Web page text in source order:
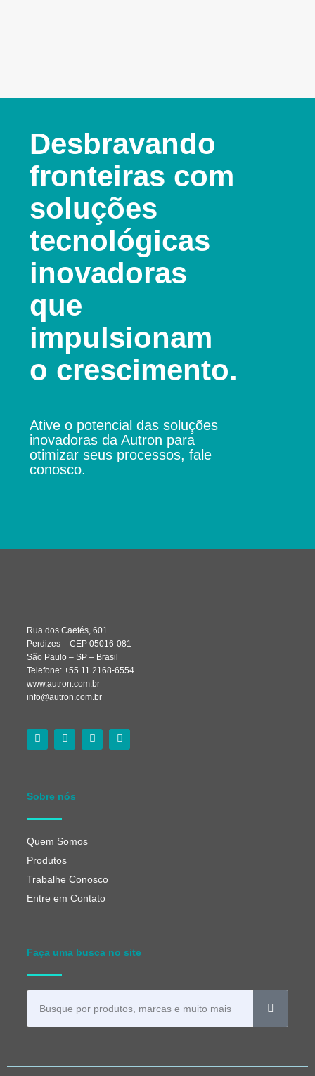
Desbravando
fronteiras com
soluções
tecnológicas
inovadoras
que
impulsionam
o crescimento.
Ative o potencial das soluções
inovadoras da Autron para
otimizar seus processos, fale
conosco.
Rua dos Caetés, 601
Perdizes – CEP 05016-081
São Paulo – SP – Brasil
Telefone: +55 11 2168-6554
www.autron.com.br
info@autron.com.br
Sobre nós
Quem Somos
Produtos
Trabalhe Conosco
Entre em Contato
Faça uma busca no site